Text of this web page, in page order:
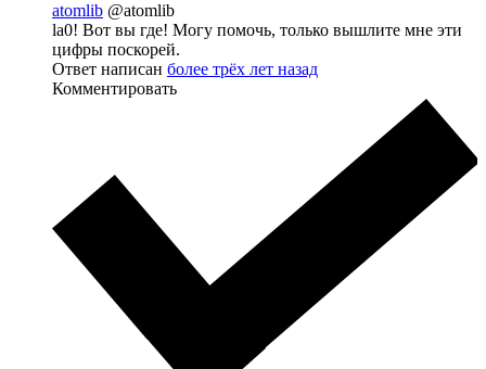
atomlib @atomlib
la0! Вот вы где! Могу помочь, только вышлите мне эти
цифры поскорей.
Ответ написан более трёх лет назад
Комментировать